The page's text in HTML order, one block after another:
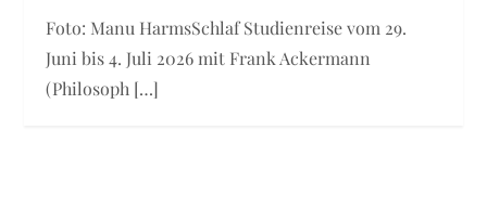
Foto: Manu HarmsSchlaf Studienreise vom 29.
Juni bis 4. Juli 2026 mit Frank Ackermann
(Philosoph […]